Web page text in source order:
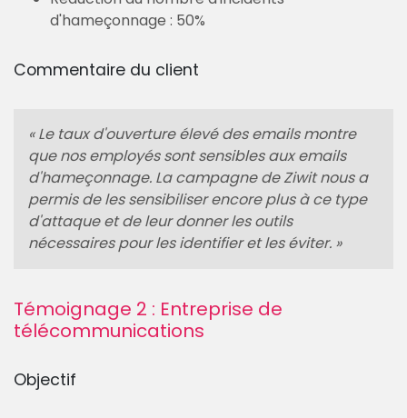
d'hameçonnage : 50%
Commentaire du client
« Le taux d'ouverture élevé des emails montre
que nos employés sont sensibles aux emails
d'hameçonnage. La campagne de Ziwit nous a
permis de les sensibiliser encore plus à ce type
d'attaque et de leur donner les outils
nécessaires pour les identifier et les éviter. »
Témoignage 2 : Entreprise de
télécommunications
Objectif